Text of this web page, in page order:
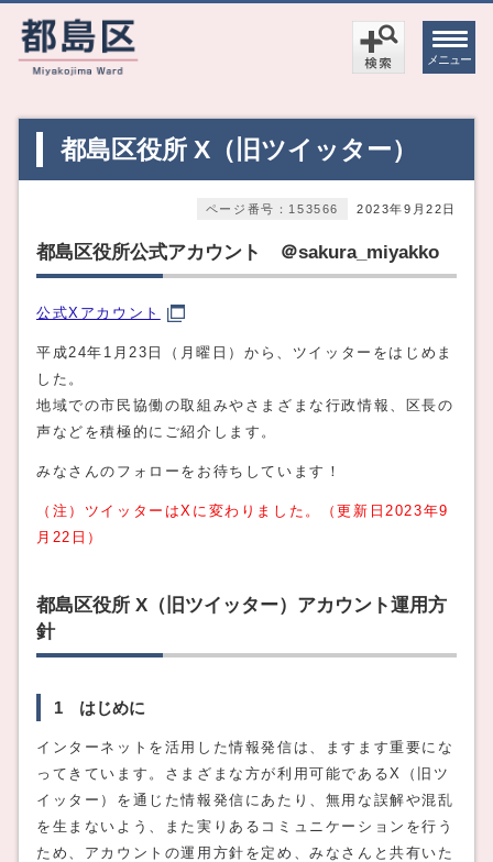
メニュー
都島区役所 X（旧ツイッター）
2023年9月22日
ページ番号：153566
都島区役所公式アカウント ＠sakura_miyakko
公式Xアカウント
平成24年1月23日（月曜日）から、ツイッターをはじめま
した。
地域での市民協働の取組みやさまざまな行政情報、区長の
声などを積極的にご紹介します。
みなさんのフォローをお待ちしています！
（注）ツイッターはXに変わりました。（更新日2023年9
月22日）
都島区役所 X（旧ツイッター）アカウント運用方
針
1 はじめに
インターネットを活用した情報発信は、ますます重要にな
ってきています。さまざまな方が利用可能であるX（旧ツ
イッター）を通じた情報発信にあたり、無用な誤解や混乱
を生まないよう、また実りあるコミュニケーションを行う
ため、アカウントの運用方針を定め、みなさんと共有いた